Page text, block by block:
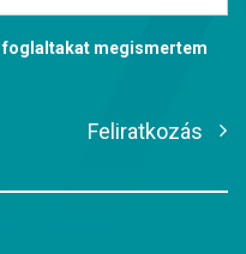
foglaltakat megismertem
Feliratkozás